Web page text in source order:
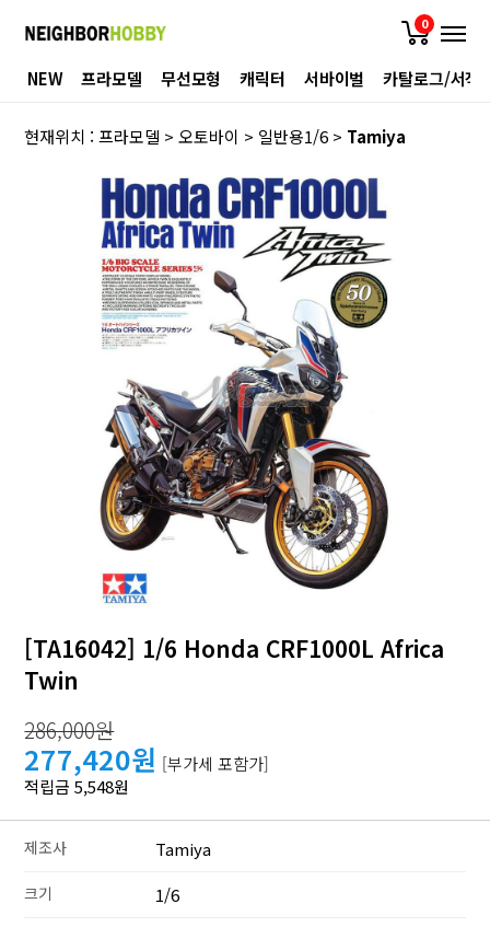
0
NEW 프라모델 무선모형 캐릭터 서바이벌 카탈로그/서적
현재위치 :프라모델 >오토바이 > 일반용1/6 > Tamiya
[TA16042] 1/6 Honda CRF1000L Africa
Twin
286,000원
277,420원 [부가세 포함가]
적립금 5,548원
제조사 Tamiya
크기 1/6